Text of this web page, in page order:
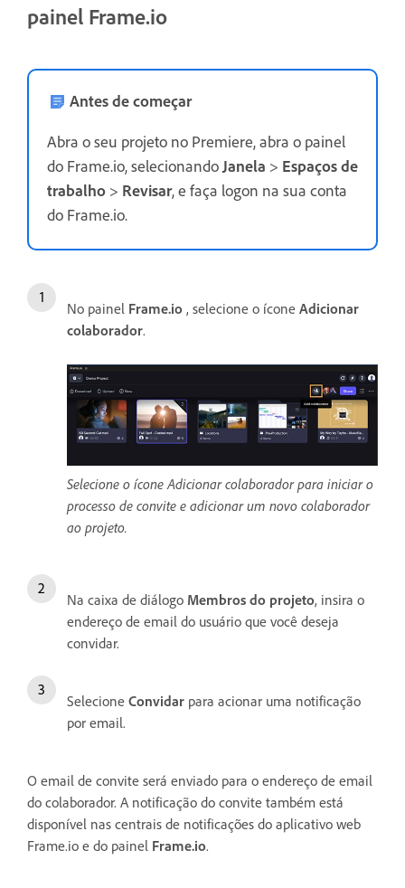
painel Frame.io
Antes de começar
Abra o seu projeto no Premiere, abra o painel
do Frame.io, selecionando Janela > Espaços de
trabalho > Revisar, e faça logon na sua conta
do Frame.io.
No painel Frame.io , selecione o ícone Adicionar
colaborador.
Selecione o ícone Adicionar colaborador para iniciar o
processo de convite e adicionar um novo colaborador
ao projeto.
Na caixa de diálogo Membros do projeto, insira o
endereço de email do usuário que você deseja
convidar.
Selecione Convidar para acionar uma notificação
por email.
O email de convite será enviado para o endereço de email
do colaborador. A notificação do convite também está
disponível nas centrais de notificações do aplicativo web
Frame.io e do painel Frame.io.